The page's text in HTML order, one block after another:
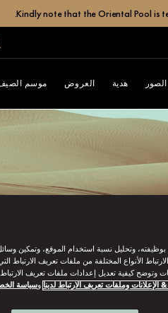
Kindly note that the Oriental Pool is
هدية العروض موسم
وتحليل نسبة استخدام الموقع، وتمكين
الأنواع المختلفة من ملفات تعريف الارتباط
وتوضح كيفية تعديل إعدادات ملفات تعريف
الإعلانات وملفات تعريف الارتباط لدينا وسياسة